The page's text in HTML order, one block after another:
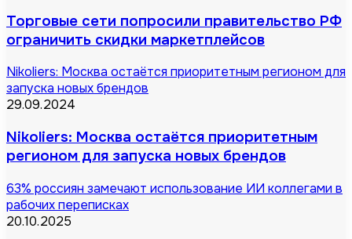
Торговые сети попросили правительство РФ
ограничить скидки маркетплейсов
Nikoliers: Москва остаётся приоритетным регионом для
запуска новых брендов
29.09.2024
Nikoliers: Москва остаётся приоритетным
регионом для запуска новых брендов
63% россиян замечают использование ИИ коллегами в
рабочих переписках
20.10.2025